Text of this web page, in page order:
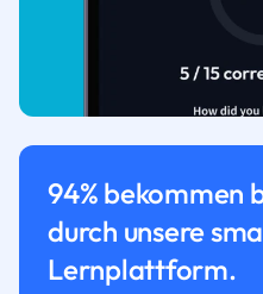
94% bekommen
durch unsere
Lernplattform.